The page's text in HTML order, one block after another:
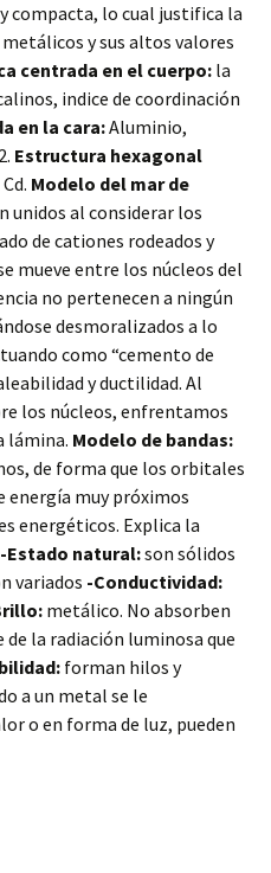
compacta, lo cual justifica la
y sus altos valores
centrada en el cuerpo: la
indice de coordinación
en la cara:Aluminio,
Estructura hexagonal
Modelo del mar de
unidos al considerar los
de cationes rodeados y
mueve entre los núcleos del
no pertenecen a ningún
desmoralizados a lo
como “cemento de
y ductilidad. Al
los núcleos, enfrentamos
lámina. Modelo de bandas:
de forma que los orbitales
energía muy próximos
energéticos. Explica la
-Estado natural:son sólidos
variados -Conductividad:
metálico. No absorben
la radiación luminosa que
forman hilos y
a un metal se le
o en forma de luz, pueden